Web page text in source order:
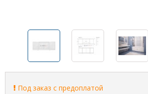
Под заказ с предоплатой